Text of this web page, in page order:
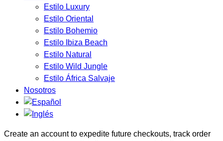
Estilo Luxury
Estilo Oriental
Estilo Bohemio
Estilo Ibiza Beach
Estilo Natural
Estilo Wild Jungle
Estilo África Salvaje
Nosotros
Create an account to expedite future checkouts, track order